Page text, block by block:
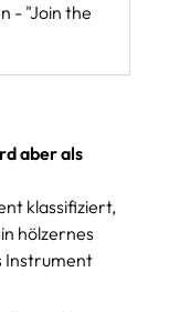
- "Join the
aber als
klassifiziert,
hölzernes
Instrument